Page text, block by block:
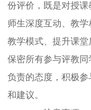
份评价，既是对授
师生深度互动、教
教学模式、提升课
保密所有参与评教
负责的态度，积极
和建议。